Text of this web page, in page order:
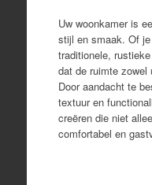
Uw woonkamer is
stijl en smaak. Of
traditionele,
dat de ruimte zowel
Door aandacht te
textuur en
creëren die niet
comfortabel en